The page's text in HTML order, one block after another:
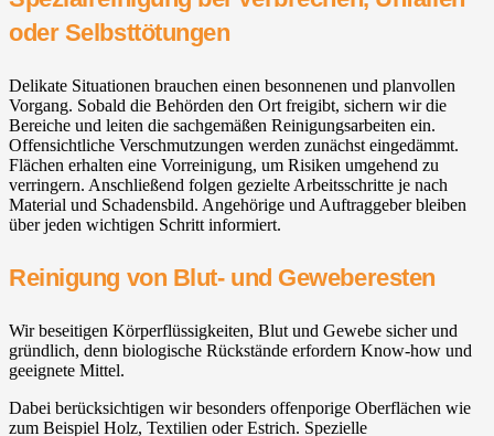
oder Selbsttötungen
Delikate Situationen brauchen einen besonnenen und planvollen
Vorgang. Sobald die Behörden den Ort freigibt, sichern wir die
Bereiche und leiten die sachgemäßen Reinigungsarbeiten ein.
Offensichtliche Verschmutzungen werden zunächst eingedämmt.
Flächen erhalten eine Vorreinigung, um Risiken umgehend zu
verringern. Anschließend folgen gezielte Arbeitsschritte je nach
Material und Schadensbild. Angehörige und Auftraggeber bleiben
über jeden wichtigen Schritt informiert.
Reinigung von Blut- und Geweberesten
Wir beseitigen Körperflüssigkeiten, Blut und Gewebe sicher und
gründlich, denn biologische Rückstände erfordern Know-how und
geeignete Mittel.
Dabei berücksichtigen wir besonders offenporige Oberflächen wie
zum Beispiel Holz, Textilien oder Estrich. Spezielle